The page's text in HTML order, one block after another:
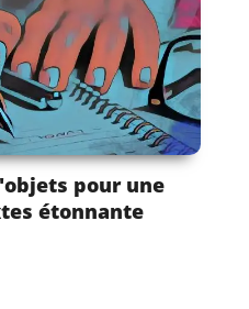
pour une
étonnante